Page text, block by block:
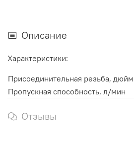
Описание
Характеристики:
Присоединительная резьба, дюйм
Пропускная способность, л/мин
Отзывы